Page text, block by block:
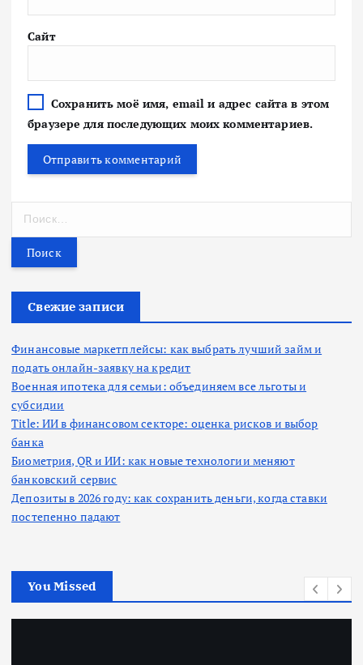
Сайт
Сохранить моё имя, email и адрес сайта в этом
браузере для последующих моих комментариев.
т
Свежие записи
Финансовые маркетплейсы: как выбрать лучший займ и
подать онлайн-заявку на кредит
Военная ипотека для семьи: объединяем все льготы и
субсидии
Title: ИИ в финансовом секторе: оценка рисков и выбор
банка
Биометрия, QR и ИИ: как новые технологии меняют
банковский сервис
Депозиты в 2026 году: как сохранить деньги, когда ставки
постепенно падают
You Missed